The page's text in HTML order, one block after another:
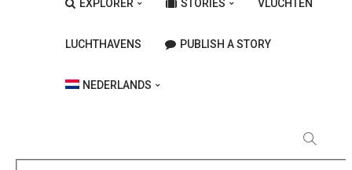
EXPLORER STORIES VLUCHTEN
LUCHTHAVENS PUBLISH A STORY
NEDERLANDS